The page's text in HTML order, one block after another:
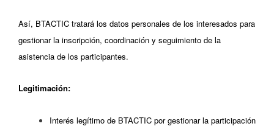
Así, BTACTIC tratará los datos personales de los interesados para
gestionar la inscripción, coordinación y seguimiento de la
asistencia de los participantes.
Legitimación:
Interés legítimo de BTACTIC por gestionar la participación